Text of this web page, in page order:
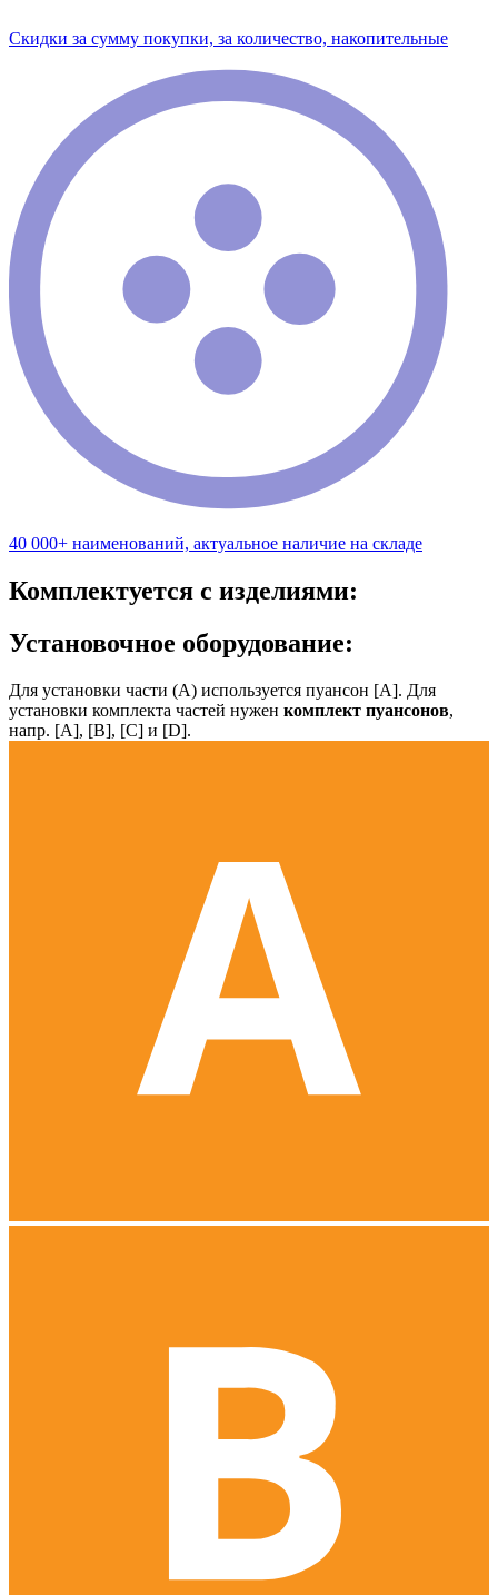
Скидки за сумму покупки, за количество, накопительные
40 000+ наименований, актуальное наличие на складе
Комплектуется с изделиями:
Установочное оборудование:
Для установки части (А) используется пуансон [А]. Для
установки комплекта частей нужен комплект пуансонов,
напр. [А], [B], [С] и [D].